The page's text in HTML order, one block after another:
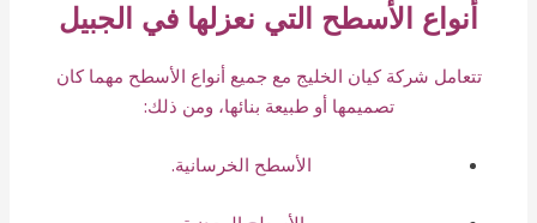
أنواع الأسطح التي نعزلها في الجبيل
تتعامل شركة كيان الخليج مع جميع أنواع الأسطح مهما كان
تصميمها أو طبيعة بنائها، ومن ذلك:
الأسطح الخرسانية.